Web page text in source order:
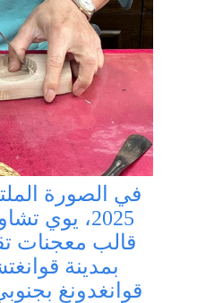
2025، يوي
قالب معجنات
بمدينة
قوانغدونغ